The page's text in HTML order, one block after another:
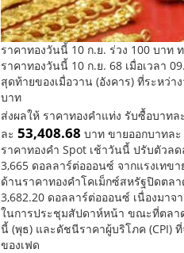
ราคาทองวันนี้ 10 ก.ย. ร่วง 100 บาท
ราคาทองวันนี้ 10 ก.ย. 68 เมื่อเวลา
สุดท้ายของเมื่อวาน (อังคาร) ที่ระหว่
บาท
ส่งผลให้ ราคาทองคำแท่ง รับซื้อบาทล
ละ53,408.68บาท ขายออกบาทละ
ราคาทองคำ Spot เช้าวันนี้ ปรับตัวล
3,665 ดอลลาร์ต่อออนซ์ จากแรงเทข
ด้านราคาทองคำโคเม็กซ์สหรัฐปิดตล
3,682.20 ดอลลาร์ต่อออนซ์ เนื่องมา
ในการประชุมสัปดาห์หน้า ขณะที่ตลาด
นี้ (พุธ) และดัชนีราคาผู้บริโภค (CPI)
ของเฟด